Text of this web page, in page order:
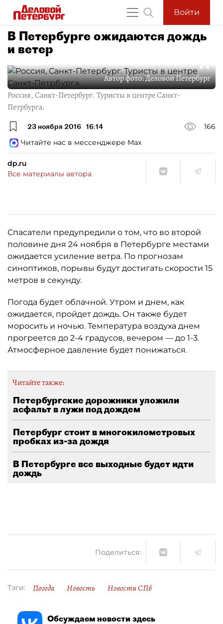
Войти
В Петербурге ожидаются дождь
и ветер
Автор фото:Деловой Петербург
Россия, Санкт-Петербург. Туристы в центре Санкт-
Петрбурга.
23 ноября 2016 16:14
166
Читайте нас в мессенджере Max
dp.ru
Все материалы автора
Спасатели предупредили о том, что во второй
половине дня 24 ноября в Петербурге местами
ожидается усиление ветра. По прогнозам
синоптиков, порывы будут достигать скорости 15
метров в секунду.
Погода будет облачной. Утром и днем, как
ожидается, пройдет дождь. Он также будет
моросить и ночью. Температура воздуха днем
прогреется до 2-4 градусов, вечером — до 1-3.
Атмосферное давление будет понижаться.
Читайте также:
Петербургские дорожники уложили
асфальт в лужи под дождем
Петербург стоит в многокилометровых
пробках из-за дождя
В Петербурге все выходные будет идти
дождь
Поделиться:
Тэги: Погода Новость Новости СПб
Обсуждаем новости здесь